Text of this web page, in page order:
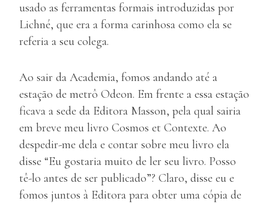
usado as ferramentas formais introduzidas por
Lichné, que era a forma carinhosa como ela se
referia a seu colega.
Ao sair da Academia, fomos andando até a
estação de metrô Odeon. Em frente a essa estação
ficava a sede da Editora Masson, pela qual sairia
em breve meu livro Cosmos et Contexte. Ao
despedir-me dela e contar sobre meu livro ela
disse “Eu gostaria muito de ler seu livro. Posso
tê-lo antes de ser publicado”? Claro, disse eu e
fomos juntos à Editora para obter uma cópia de